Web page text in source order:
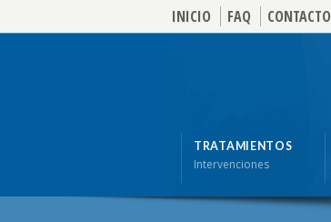
INICIO FAQ CONTACTO
TRATAMIENTOS
Intervenciones